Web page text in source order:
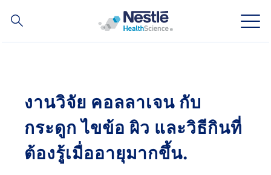
เกี่ยวกับเรา
งานวิจัย คอลลาเจน กับ
กระดูก ไขข้อ ผิว และวิธีกินที่
ต้องรู้เมื่ออายุมากขึ้น.